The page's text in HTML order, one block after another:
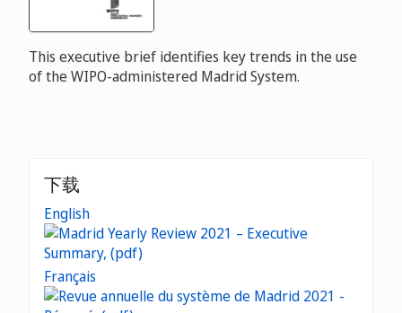
This executive brief identifies key trends in the use
of the WIPO-administered Madrid System.
下载
English
Français